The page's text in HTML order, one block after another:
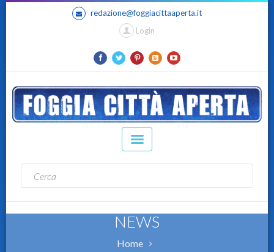
redazione@foggiacittaaperta.it
Login
NEWS
Home